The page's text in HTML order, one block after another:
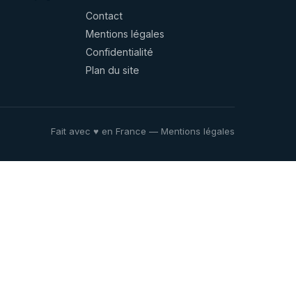
Contact
Mentions légales
Confidentialité
Plan du site
Fait avec ♥ en France — Mentions légales